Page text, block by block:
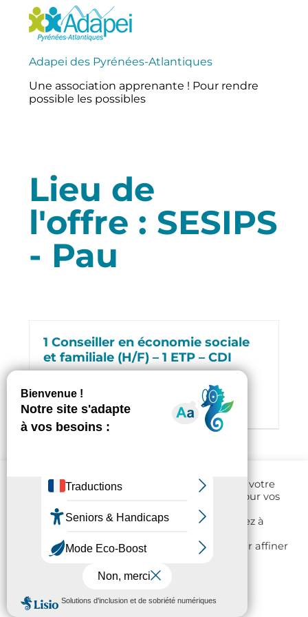
Adapei des Pyrénées-Atlantiques
Une association apprenante ! Pour rendre
possible les possibles
Lieu de
l'offre : SESIPS
- Pau
1 Conseiller en économie sociale
et familiale (H/F) – 1 ETP – CDI
CDI
Détail de l'offre
Ce site utilise des Cookies pour personnaliser votre
navigation et sauvegarder vos préférences pour vos
prochaines visites.
En cliquant sur "Tout accepter", vous consentez à
consulter la page "Réglages des Cookies" pour affiner
votre choix.